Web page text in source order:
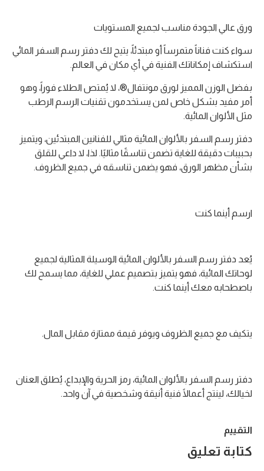
ورق عالي الجودة مناسب لجميع المستويات
سواء كنت فناناً متمرساً أو مبتدئاً، يتيح لك دفتر رسم السفر المائي
استكشاف إمكاناتك الفنية في أي مكان في العالم.
بفضل الوزن المميز لورق مونتفال®، لا يُمتص الطلاء فوراً، وهو
أمر مفيد بشكل خاص لمن يستخدمون تقنيات الرسم الرطب
مثل الألوان المائية.
دفتر رسم السفر بالألوان المائية مثالي للفنانين المبتدئين، ويتميز
بحبيبات دقيقة للغاية تضمن تناسقًا مثاليًا. لذا، لا داعي للقلق
بشأن مظهر الورق، فهو يضمن تناسقه في جميع الظروف.
ارسم أينما كنت
يُعد دفتر رسم السفر بالألوان المائية الوسيلة المثالية لجميع
لوحاتك المائية، فهو يتميز بتصميم عملي للغاية، مما يسمح لك
باصطحابه معك أينما كنت.
يتكيف مع جميع الظروف ويوفر قيمة ممتازة مقابل المال.
دفتر رسم السفر بالألوان المائية، رمز الحرية والإبداع، يُطلق العنان
لخيالك، لينتج أعمالًا فنية أنيقة وشخصية في آن واحد.
التقييم
كتابة تعليق